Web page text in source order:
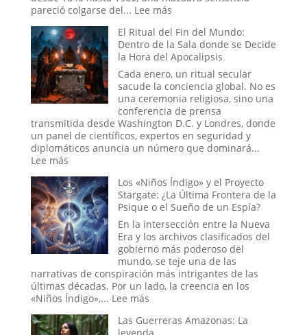
pareció colgarse del... Lee más:
Maldición
de
Tecumseh:
¿La
Estadística
más
Espeluznante
de
la
Casa
Blanca
el
Mito
más
Perverso?
El Ritual del Fin del Mundo:
Dentro de la Sala donde se Decide
la Hora del Apocalipsis
Cada enero, un ritual secular
sacude la conciencia global. No es
una ceremonia religiosa, sino una
conferencia de prensa
transmitida desde Washington D.C. y Londres, donde
un panel de científicos, expertos en seguridad y
diplomáticos anuncia un número que dominará...
Lee más:
Ritual
del
Fin
del
Mundo:
Dentro
de
la
Sala
donde
Decide
Los «Niños Índigo» y el Proyecto
Stargate: ¿La Última Frontera de la
Psique o el Sueño de un Espía?
En la intersección entre la Nueva
Era y los archivos clasificados del
gobierno más poderoso del
mundo, se teje una de las
narrativas de conspiración más intrigantes de las
últimas décadas. Por un lado, la creencia en los
«Niños Índigo»,... Lee más:
«Niños
Las Guerreras Amazonas: La